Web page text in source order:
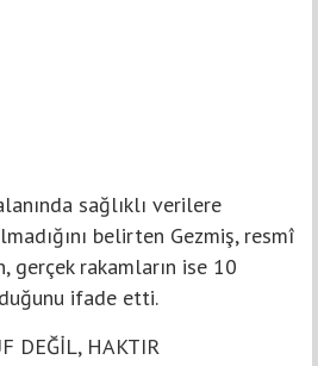
sağlıklı verilere
belirten Gezmiş, resmî
gerçek rakamların ise 10
ifade etti.
DEĞİL, HAKTIR